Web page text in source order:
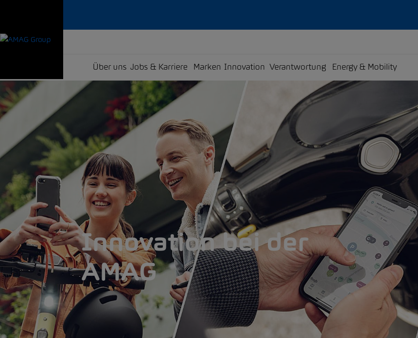
Über uns Jobs & Karriere Marken Innovation Verantwortung Energy & Mobility
Innovation bei der
AMAG